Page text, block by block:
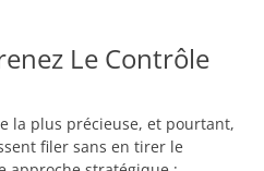
Le Contrôle
la plus précieuse, et pourtant,
filer sans en tirer le